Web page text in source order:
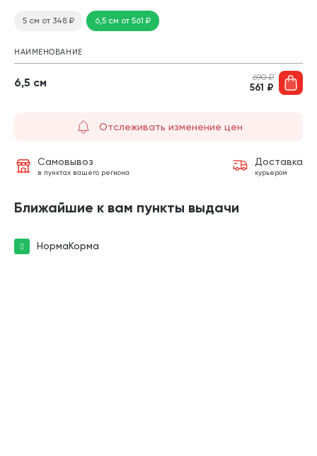
5 см от 348 ₽ 6,5 см от 561₽
НАИМЕНОВАНИЕ
6,5 см 690₽
561 ₽
Отслеживать изменение цен
Самовывоз
в пунктах вашего региона
Доставка
курьером
Ближайшие к вам пункты выдачи
НормаКорма